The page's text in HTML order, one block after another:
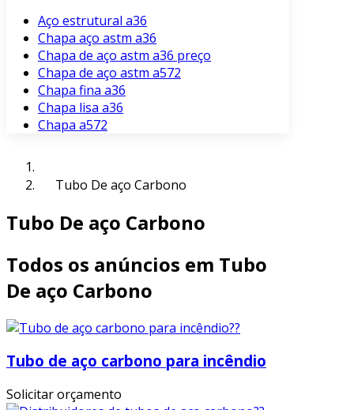
Aço estrutural a36
Chapa aço astm a36
Chapa de aço astm a36 preço
Chapa de aço astm a572
Chapa fina a36
Chapa lisa a36
Chapa a572
Tubo De aço Carbono
Tubo De aço Carbono
Todos os anúncios em Tubo
De aço Carbono
Tubo de aço carbono para incêndio
Solicitar orçamento